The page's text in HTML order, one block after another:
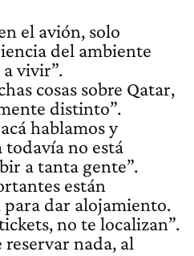
el avión, solo
del ambiente
vivir”.
cosas sobre Qatar,
distinto”.
hablamos y
todavía no está
a tanta gente”.
están
dar alojamiento.
no te localizan”.
nada, al